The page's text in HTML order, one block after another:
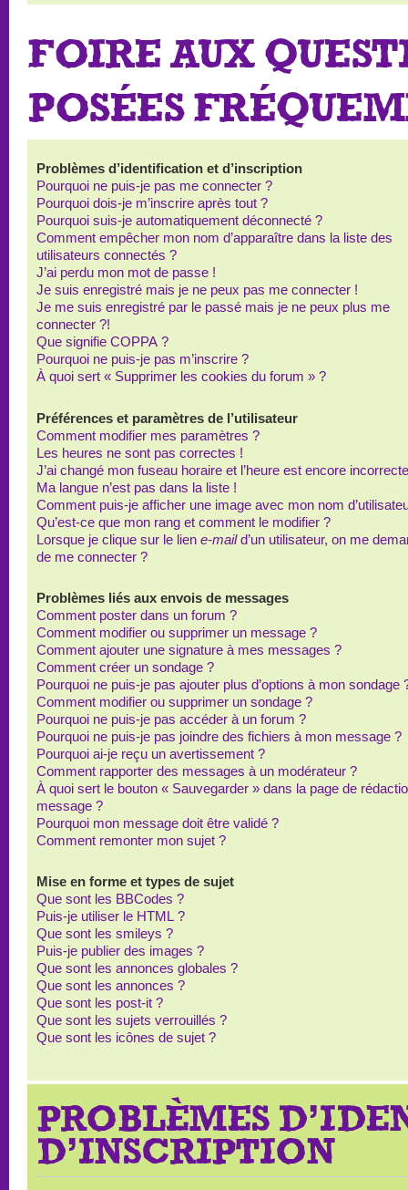
FOIRE AUX
POSÉES
Problèmes d’identification et d’inscription
Pourquoi ne puis-je pas me connecter ?
Pourquoi dois-je m’inscrire après tout ?
Pourquoi suis-je automatiquement déconnecté ?
Comment empêcher mon nom d’apparaître dans la liste des
utilisateurs connectés ?
J’ai perdu mon mot de passe !
Je suis enregistré mais je ne peux pas me connecter !
Je me suis enregistré par le passé mais je ne peux plus me
connecter ?!
Que signifie COPPA ?
Pourquoi ne puis-je pas m’inscrire ?
À quoi sert « Supprimer les cookies du forum » ?
Préférences et paramètres de l’utilisateur
Comment modifier mes paramètres ?
Les heures ne sont pas correctes !
J’ai changé mon fuseau horaire et l’heure est encore
Ma langue n’est pas dans la liste !
Comment puis-je afficher une image avec mon nom
Qu’est-ce que mon rang et comment le modifier ?
Lorsque je clique sur le lien e-maild’un utilisateur, on me
de me connecter ?
Problèmes liés aux envois de messages
Comment poster dans un forum ?
Comment modifier ou supprimer un message ?
Comment ajouter une signature à mes messages ?
Comment créer un sondage ?
Pourquoi ne puis-je pas ajouter plus d’options à mon sondage
Comment modifier ou supprimer un sondage ?
Pourquoi ne puis-je pas accéder à un forum ?
Pourquoi ne puis-je pas joindre des fichiers à mon message ?
Pourquoi ai-je reçu un avertissement ?
Comment rapporter des messages à un modérateur ?
À quoi sert le bouton « Sauvegarder » dans la page de
message ?
Pourquoi mon message doit être validé ?
Comment remonter mon sujet ?
Mise en forme et types de sujet
Que sont les BBCodes ?
Puis-je utiliser le HTML ?
Que sont les smileys ?
Puis-je publier des images ?
Que sont les annonces globales ?
Que sont les annonces ?
Que sont les post-it ?
Que sont les sujets verrouillés ?
Que sont les icônes de sujet ?
PROBLÈMES
D’INSCRIPTION